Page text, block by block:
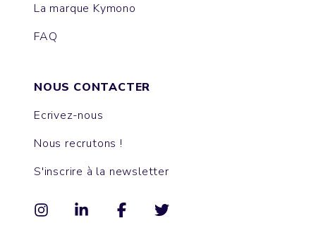
La marque Kymono
FAQ
NOUS CONTACTER
Ecrivez-nous
Nous recrutons !
S'inscrire à la newsletter